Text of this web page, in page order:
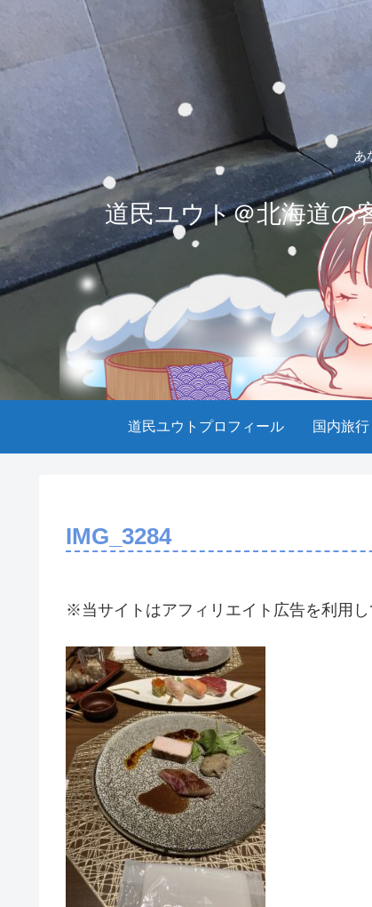
あ
道民ユウト＠北海道の
道民ユウトプロフィール 国内旅
IMG_3284
※当サイトはアフィリエイト広告を利用し